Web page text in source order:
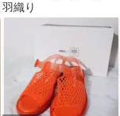
羽織り